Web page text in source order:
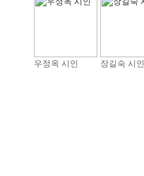
우정옥 시인 장길숙 시인